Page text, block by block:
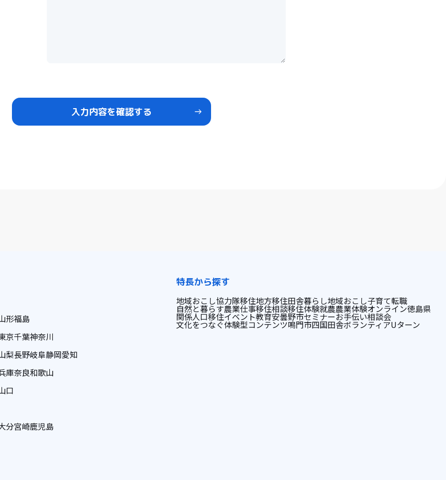
入力内容を確認する
形福島
京千葉神奈川
梨長野岐阜静岡愛知
庫奈良和歌山
口
分宮崎鹿児島
特長から探す
地域おこし協力隊移住地方移住田舎暮らし地域おこし子育て転職
自然と暮らす農業仕事移住相談移住体験就農農業体験オンライン徳島県
関係人口移住イベント教育安曇野市セミナーお手伝い相談会
文化をつなぐ体験型コンテンツ鳴門市四国田舎ボランティアUターン